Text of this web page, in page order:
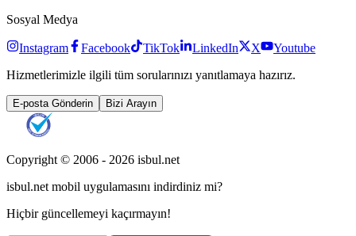
Sosyal Medya
Instagram Facebook TikTok LinkedIn X
Youtube
Hizmetlerimizle ilgili tüm sorularınızı yanıtlamaya hazırız.
E-posta Gönderin Bizi Arayın
Copyright © 2006 - 2026 isbul.net
isbul.net mobil uygulamasını indirdiniz mi?
Hiçbir güncellemeyi kaçırmayın!